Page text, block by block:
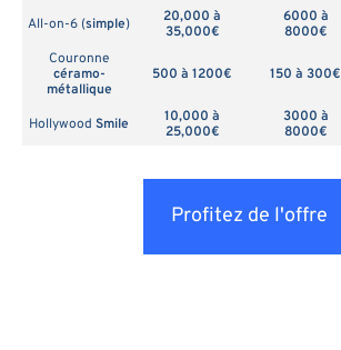
All-on-6 (simple)
20,000 à
35,000€
6000 à
8000€
Couronne
céramo-
métallique
500 à 1200€ 150 à 300€
Hollywood Smile
10,000 à
25,000€
3000 à
8000€
Profitez de l'offre